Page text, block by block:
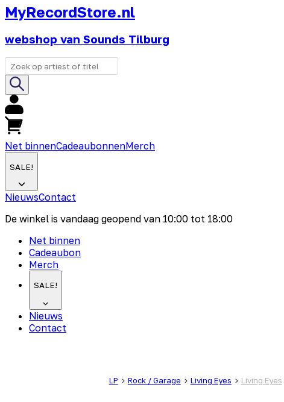
MyRecordStore.nl
webshop van Sounds Tilburg
Net binnenCadeaubonnenMerch
SALE!
NieuwsContact
De winkel is vandaag geopend van 10:00 tot 18:00
Net binnen
Cadeaubon
Merch
SALE!
Nieuws
Contact
LP Rock / Garage Living Eyes Living Eyes